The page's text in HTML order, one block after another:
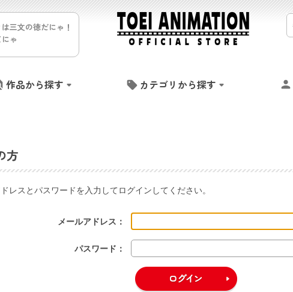
三文の徳だにゃ！
ゃ
作品から探す カテゴリから探す
方
レスとパスワードを入力してログインしてください。
メールアドレス：
パスワード：